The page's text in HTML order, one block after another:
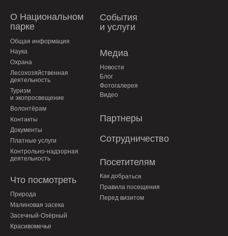
Волонтёрам
Контакты
Документы
Платные услуги
Перед визитом
Правила посещения
Как добраться
О Национальном
парке
Общая информация
Наука
Охрана
Лесохозяйственная
деятельность
Туризм
и экопросвещение
Контрольно-надзорная
деятельность
События
и услуги
Красивомечье
Засечный-Озёрный
Малиновая засека
Природа
Что посмотреть
Партнеры
Сотрудничество
Посетителям
Новости
Блог
Фотогалерея
Видео
Медиа